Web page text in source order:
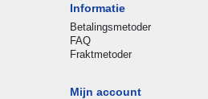
Informatie
Betalingsmetoder
FAQ
Fraktmetoder
Mijn account